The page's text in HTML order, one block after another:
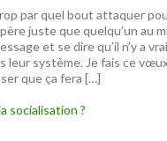
par quel bout attaquer
juste que quelqu’un au
et se dire qu’il n’y a
leur système. Je fais ce
que ça fera […]
socialisation ?